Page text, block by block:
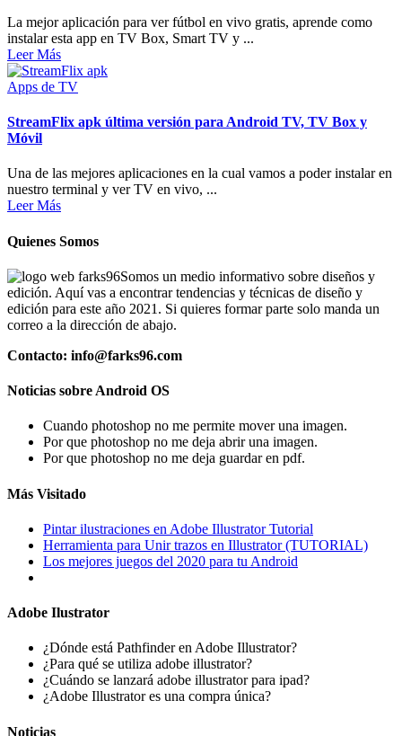
La mejor aplicación para ver fútbol en vivo gratis, aprende como
instalar esta app en TV Box, Smart TV y ...
Leer Más
Apps de TV
StreamFlix apk última versión para Android TV, TV Box y
Móvil
Una de las mejores aplicaciones en la cual vamos a poder instalar en
nuestro terminal y ver TV en vivo, ...
Leer Más
Quienes Somos
Somos un medio informativo sobre diseños y
edición. Aquí vas a encontrar tendencias y técnicas de diseño y
edición para este año 2021. Si quieres formar parte solo manda un
correo a la dirección de abajo.
Contacto: info@farks96.com
Noticias sobre Android OS
Cuando photoshop no me permite mover una imagen.
Por que photoshop no me deja abrir una imagen.
Por que photoshop no me deja guardar en pdf.
Más Visitado
Pintar ilustraciones en Adobe Illustrator Tutorial
Herramienta para Unir trazos en Illustrator (TUTORIAL)
Los mejores juegos del 2020 para tu Android
Adobe Ilustrator
¿Dónde está Pathfinder en Adobe Illustrator?
¿Para qué se utiliza adobe illustrator?
¿Cuándo se lanzará adobe illustrator para ipad?
¿Adobe Illustrator es una compra única?
Noticias